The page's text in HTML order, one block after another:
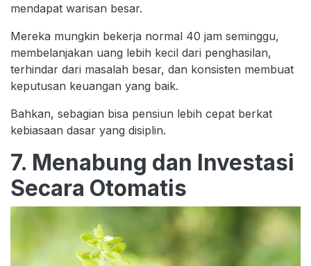
mendapat warisan besar.
Mereka mungkin bekerja normal 40 jam seminggu,
membelanjakan uang lebih kecil dari penghasilan,
terhindar dari masalah besar, dan konsisten membuat
keputusan keuangan yang baik.
Bahkan, sebagian bisa pensiun lebih cepat berkat
kebiasaan dasar yang disiplin.
7. Menabung dan Investasi
Secara Otomatis